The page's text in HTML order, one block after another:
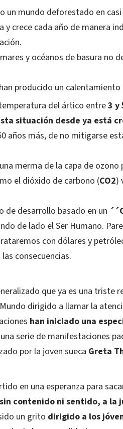
un mundo deforestado en
y crece cada año de manera
y océanos de basura no
producido un
del ártico entre3 y
situación desde ya está
años más, de no mitigarse
merma de la capa de
el dióxido de carbono (CO2)
de desarrollo basado en un
de lado el Ser Humano.
con dólares y
consecuencias.
que ya es una triste
dirigido a llamar la
han iniciado una
serie de manifestaciones
por la joven sueca Greta
en una esperanza para
contenido ni sentido, a la
un grito dirigido a los